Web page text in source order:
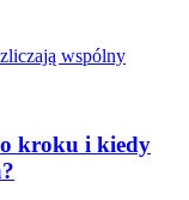
kroku i kiedy